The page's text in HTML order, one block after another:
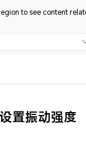
to see content
设置振动强度